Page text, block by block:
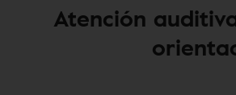
Atención